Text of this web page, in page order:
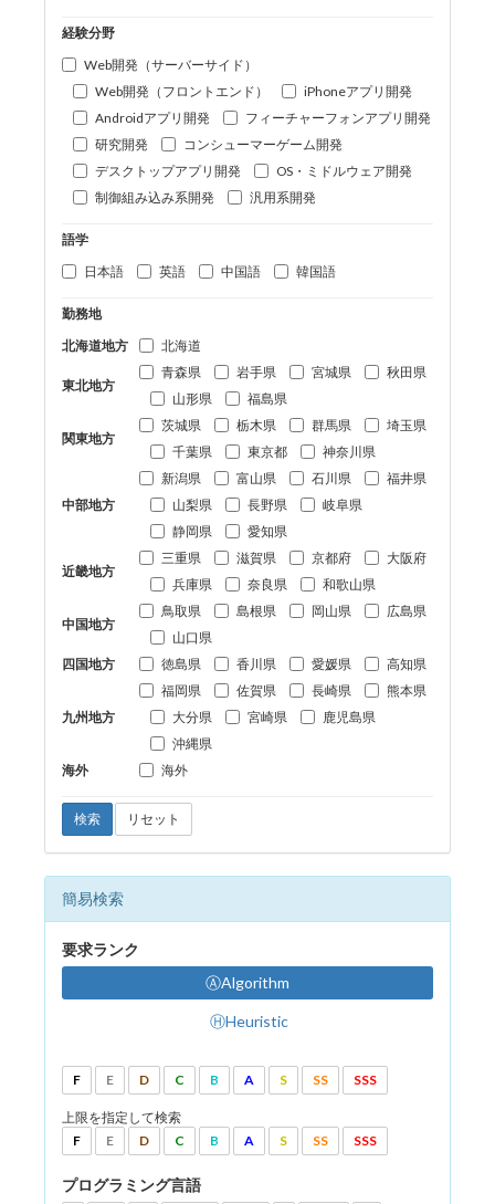
経験分野
Web開発（サーバーサイド）
Web開発（フロントエンド）
iPhoneアプリ開発
Androidアプリ開発
フィーチャーフォンアプリ開発
研究開発
コンシューマーゲーム開発
デスクトップアプリ開発
OS・ミドルウェア開発
制御組み込み系開発
汎用系開発
語学
日本語
英語 中国語 韓国語
勤務地
北海道地方
北海道
東北地方
青森県 岩手県 宮城県
秋田県
山形県
福島県
関東地方
茨城県 栃木県 群馬県
埼玉県
千葉県
東京都 神奈川県
中部地方
新潟県 富山県 石川県
福井県
山梨県
長野県
岐阜県
静岡県
愛知県
近畿地方
三重県 滋賀県 京都府
大阪府
兵庫県
奈良県 和歌山県
中国地方
鳥取県 島根県 岡山県
広島県
山口県
四国地方
徳島県 香川県 愛媛県 高知県
九州地方
福岡県 佐賀県 長崎県
熊本県
大分県
宮崎県
鹿児島県
沖縄県
海外
海外
検索 リセット
簡易検索
要求ランク
ⒶAlgorithm
ⒽHeuristic
F E D C B A S SS SSS
上限を指定して検索
F
E D C B A S SS SSS
プログラミング言語